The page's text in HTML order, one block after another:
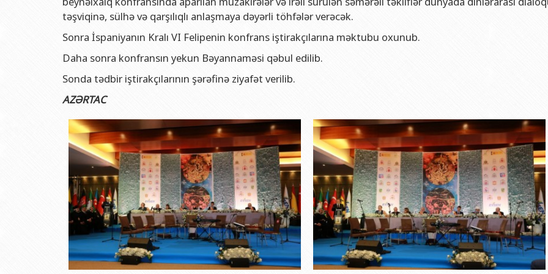
təşviqinə, sülhə və qarşılıqlı anlaşmaya dəyərli töhfələr verəcək.
Sonra İspaniyanın Kralı VI Felipenin konfrans iştirakçılarına məktubu oxunub.
Daha sonra konfransın yekun Bəyannaməsi qəbul edilib.
Sonda tədbir iştirakçılarının şərəfinə ziyafət verilib.
AZƏRTAC